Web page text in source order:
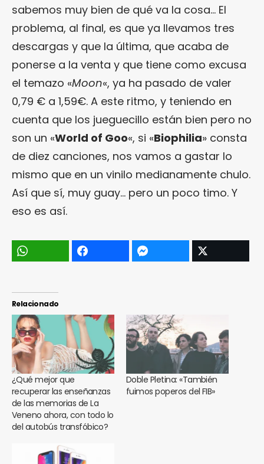
sabemos muy bien de qué va la cosa… El
problema, al final, es que ya llevamos tres
descargas y que la última, que acaba de
ponerse a la venta y que tiene como excusa
el temazo «Moon«, ya ha pasado de valer
0,79 € a 1,59€. A este ritmo, y teniendo en
cuenta que los jueguecillo están bien pero no
son un «World of Goo«, si «Biophilia» consta
de diez canciones, nos vamos a gastar lo
mismo que en un vinilo medianamente chulo.
Así que sí, muy guay… pero un poco timo. Y
eso es así.
Relacionado
¿Qué mejor que
recuperar las enseñanzas
de las memorias de La
Veneno ahora, con todo lo
del autobús transfóbico?
Doble Pletina: «También
fuimos poperos del FIB»